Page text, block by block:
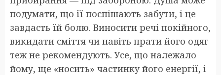
подумати, що її поспішають забути, і це
завдасть їй болю. Виносити речі покійного,
викидати сміття чи навіть прати його одяг
теж не рекомендують. Усе, що належало
йому, ще «носить» частинку його енергії, і